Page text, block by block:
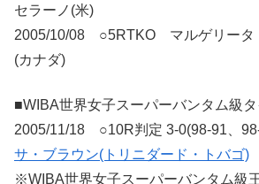
セラーノ(米)
2005/10/08 ○5RTKO マルゲリータ
(カナダ)
■WIBA世界女子スーパーバンタム級
2005/11/18 ○10R判定 3-0(98-91、
サ・ブラウン(トリニダード・トバゴ)
※WIBA世界女子スーパーバンタム級